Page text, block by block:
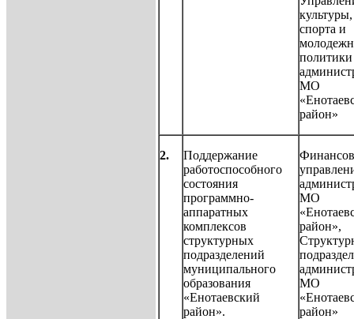
культуры,
спорта и
политики
МО
район»
2.
Поддержание
работоспособного
состояния
программно-
аппаратных
комплексов
структурных
подразделений
муниципального
образования
«Енотаевский
район».
МО
район»,
МО
район»